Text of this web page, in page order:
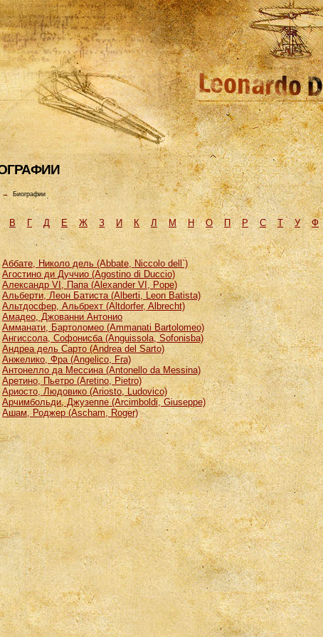
Биографии
В Г Д Е Ж З И К Л М H О П Р С Т У Ф
Аббате, Николо дель (Abbate, Niccolo dell`)
Агостино ди Дуччио (Agostino di Duccio)
Александр VI, Папа (Alexander VI, Pope)
Альберти, Леон Батиста (Alberti, Leon Batista)
Альтдосфер, Альбрехт (Altdorfer, Albrecht)
Амадео, Джованни Антонио
Амманати, Бартоломео (Ammanati Bartolomeo)
Ангиссола, Софонисба (Anguissola, Sofonisba)
Андреа дель Сарто (Andrea del Sarto)
Анжелико, Фра (Angelico, Fra)
Антонелло да Мессина (Antonello da Messina)
Аретино, Пьетро (Aretino, Pietro)
Ариосто, Людовико (Ariosto, Ludovico)
Арчимбольди, Джузеппе (Arcimboldi, Giuseppe)
Ашам, Роджер (Ascham, Roger)